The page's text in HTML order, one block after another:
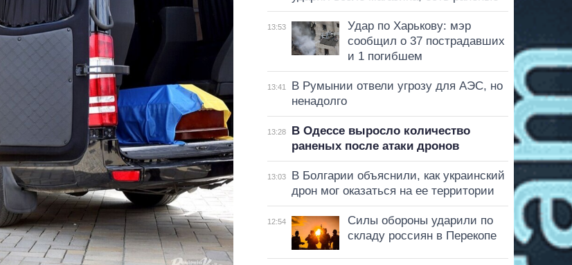
13:53
Удар по Харькову: мэр
сообщил о 37 пострадавших
и 1 погибшем
13:41
В Румынии отвели угрозу для АЭС, но
ненадолго
13:28
В Одессе выросло количество
раненых после атаки дронов
13:03
В Болгарии объяснили, как украинский
дрон мог оказаться на ее территории
12:54
Силы обороны ударили по
складу россиян в Перекопе